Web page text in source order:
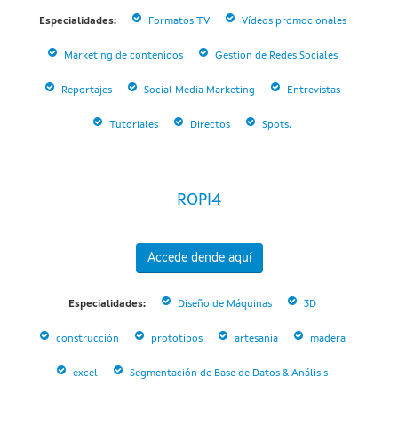
Especialidades: Formatos TV Vídeos promocionales
Marketing de contenidos Gestión de Redes Sociales
Reportajes Social Media Marketing Entrevistas
Tutoriales Directos Spots.
ROPI4
Accede dende aquí
Especialidades: Diseño de Máquinas 3D
construcción prototipos artesanía madera
excel Segmentación de Base de Datos & Análisis